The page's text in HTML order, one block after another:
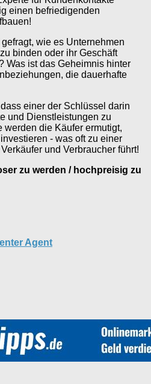
einen befriedigenden
wie es Unternehmen
binden oder ihr Geschäft
Was ist das Geheimnis hinter
die dauerhafte
einer der Schlüssel darin
und Dienstleistungen zu
werden die Käufer ermutigt,
- was oft zu einer
und Verbraucher führt!
zu werden / hochpreisig zu
Agent